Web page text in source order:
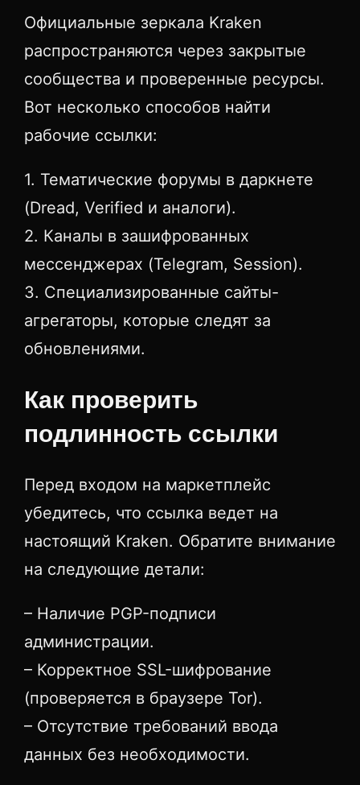
Официальные зеркала Kraken
распространяются через закрытые
сообщества и проверенные ресурсы.
Вот несколько способов найти
рабочие ссылки:
1. Тематические форумы в даркнете
(Dread, Verified и аналоги).
2. Каналы в зашифрованных
мессенджерах (Telegram, Session).
3. Специализированные сайты-
агрегаторы, которые следят за
обновлениями.
Как проверить
подлинность ссылки
Перед входом на маркетплейс
убедитесь, что ссылка ведет на
настоящий Kraken. Обратите внимание
на следующие детали:
– Наличие PGP-подписи
администрации.
– Корректное SSL-шифрование
(проверяется в браузере Tor).
– Отсутствие требований ввода
данных без необходимости.